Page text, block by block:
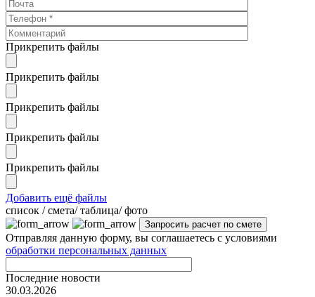
Прикрепить файлы
Прикрепить файлы
Прикрепить файлы
Прикрепить файлы
Прикрепить файлы
Добавить ещё файлы
cписок / смета/ таблица/ фото
Отправляя данную форму, вы соглашаетесь с условиями
обработки персональных данных
Последние новости
30.03.2026